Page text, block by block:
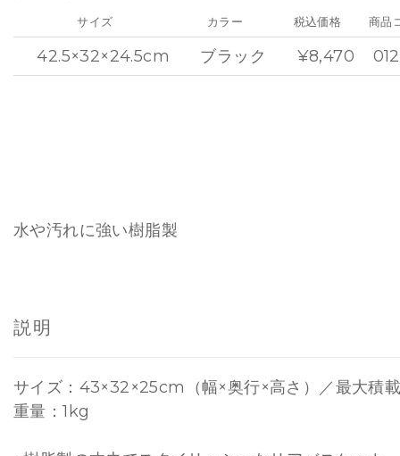
サイズ
42.5×32×24.5cm
カラー
ブラック
税込価格
¥8,470
商品
水や汚れに強い樹脂製
説明
サイズ：43×32×25cm（幅×奥行×高さ）／最大積
重量：1kg